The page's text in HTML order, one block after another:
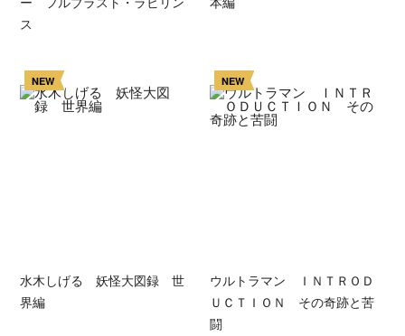
ス
NEW
水木しげる 妖怪大図録 世
界編
NEW
ウルトラマン ＩＮＴＲＯＤ
ＵＣＴＩＯＮ その奇跡と苦
闘